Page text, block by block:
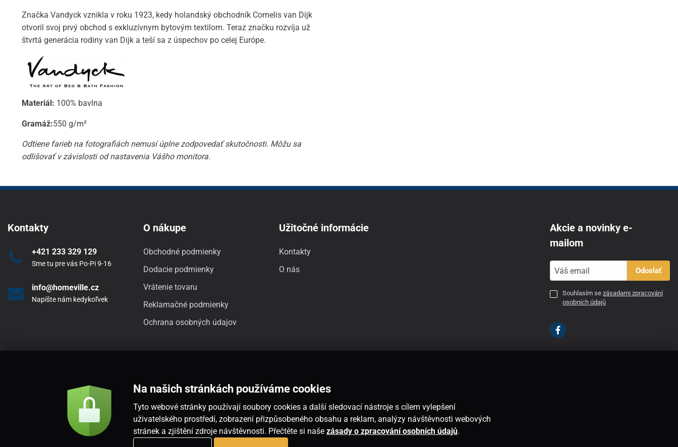
Značka Vandyck vznikla v roku 1923, kedy holandský obchodník Cornelis van Dijk
otvoril svoj prvý obchod s exkluzívnym bytovým textilom. Teraz značku rozvíja už
štvrtá generácia rodiny van Dijk a teší sa z úspechov po celej Európe.
Materiál: 100% bavlna
Gramáž:550 g/m²
Odtiene farieb na fotografiách nemusí úplne zodpovedať skutočnosti. Môžu sa
odlišovať v závislosti od nastavenia Vášho monitora.
Kontakty
+421 233 329 129
Sme tu pre vás Po-Pi 9-16
info@homeville.cz
Napíšte nám kedykoľvek
O nákupe
Obchodné podmienky
Dodacie podmienky
Vrátenie tovaru
Reklamačné podmienky
Ochrana osobných údajov
Užitočné informácie
Kontakty
O nás
Akcie a novinky e-
mailom
Odoslať
Souhlasím sezásadami zpracování
osobních údajů
Na našich stránkách používáme cookies
Tyto webové stránky používají soubory cookies a další sledovací nástroje s cílem vylepšení
uživatelského prostředí, zobrazení přizpůsobeného obsahu a reklam, analýzy návštěvnosti webových
stránek a zjištění zdroje návštěvnosti. Přečtěte si naše zásady o zpracování osobních údajů.